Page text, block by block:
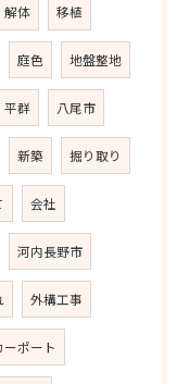
解体 移植
庭色 地盤整地
平群 八尾市
新築 掘り取り
会社
河内長野市
外構工事
ーポート